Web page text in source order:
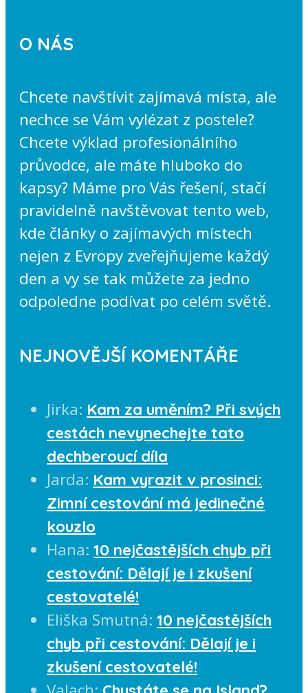
O NÁS
Chcete navštívit zajímavá místa, ale
nechce se Vám vylézat z postele?
Chcete výklad profesionálního
průvodce, ale máte hluboko do
kapsy? Máme pro Vás řešení, stačí
pravidelně navštěvovat tento web,
kde články o zajímavých místech
nejen z Evropy zveřejňujeme každý
den a vy se tak můžete za jedno
odpoledne podívat po celém světě.
NEJNOVĚJŠÍ KOMENTÁŘE
Jirka: Kam za uměním? Při svých
cestách nevynechejte tato
dechberoucí díla
Jarda: Kam vyrazit v prosinci:
Zimní cestování má jedinečné
kouzlo
Hana: 10 nejčastějších chyb při
cestování: Dělají je i zkušení
cestovatelé!
Eliška Smutná: 10 nejčastějších
chyb při cestování: Dělají je i
zkušení cestovatelé!